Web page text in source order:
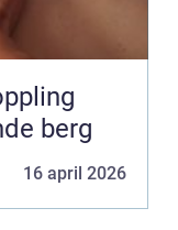
berg
16 april 2026